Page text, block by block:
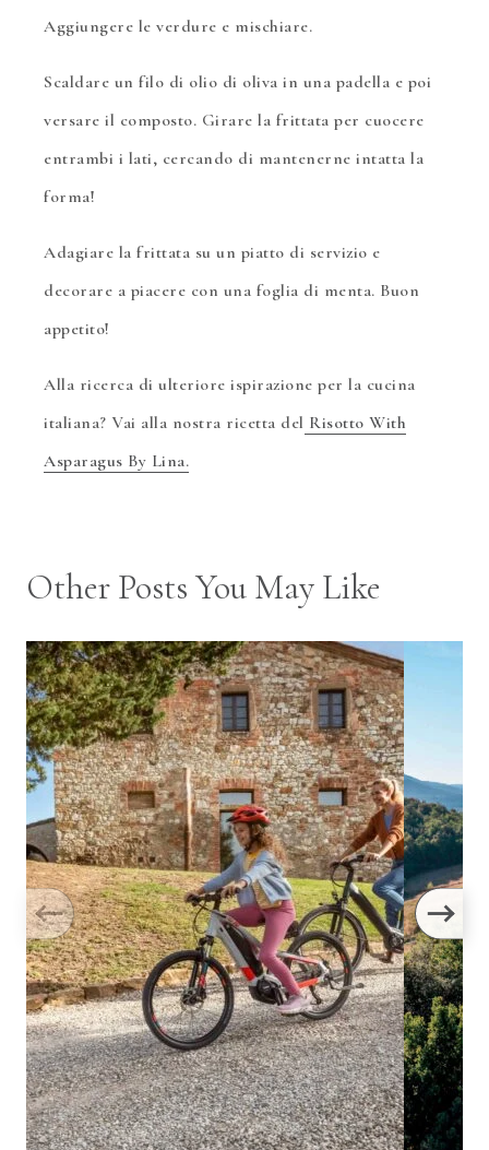
Aggiungere le verdure e mischiare.
Scaldare un filo di olio di oliva in una padella e poi
versare il composto. Girare la frittata per cuocere
entrambi i lati, cercando di mantenerne intatta la
forma!
Adagiare la frittata su un piatto di servizio e
decorare a piacere con una foglia di menta. Buon
appetito!
Alla ricerca di ulteriore ispirazione per la cucina
italiana? Vai alla nostra ricetta del Risotto With
Asparagus By Lina.
Other Posts You May Like